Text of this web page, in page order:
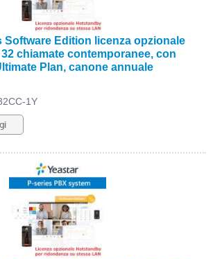
Software Edition licenza opzionale
chiamate contemporanee, con
Plan, canone annuale
1Y